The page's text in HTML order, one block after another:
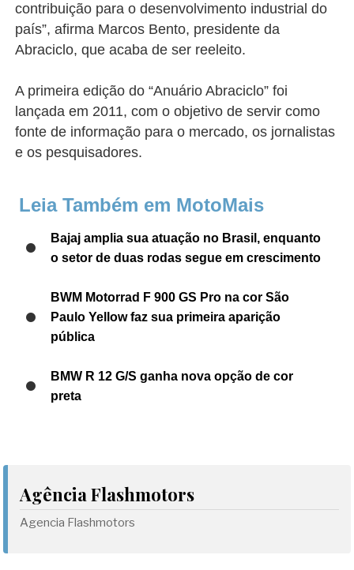
contribuição para o desenvolvimento industrial do
país”, afirma Marcos Bento, presidente da
Abraciclo, que acaba de ser reeleito.
A primeira edição do “Anuário Abraciclo” foi
lançada em 2011, com o objetivo de servir como
fonte de informação para o mercado, os jornalistas
e os pesquisadores.
Leia Também em MotoMais
Bajaj amplia sua atuação no Brasil, enquanto
o setor de duas rodas segue em crescimento
BWM Motorrad F 900 GS Pro na cor São
Paulo Yellow faz sua primeira aparição
pública
BMW R 12 G/S ganha nova opção de cor
preta
Agência Flashmotors
Agencia Flashmotors